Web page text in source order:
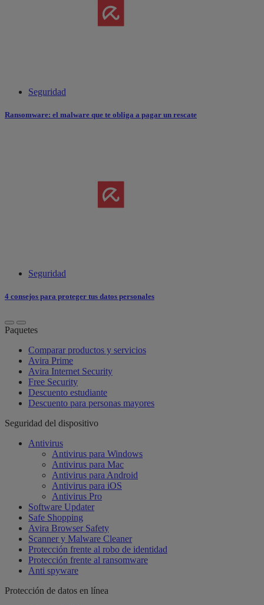
Seguridad
Ransomware: el malware que te obliga a pagar un rescate
Seguridad
4 consejos para proteger tus datos personales
Paquetes
Comparar productos y servicios
Avira Prime
Avira Internet Security
Free Security
Descuento estudiante
Descuento para personas mayores
Seguridad del dispositivo
Antivirus
Antivirus para Windows
Antivirus para Mac
Antivirus para Android
Antivirus para iOS
Antivirus Pro
Software Updater
Safe Shopping
Avira Browser Safety
Scanner y Malware Cleaner
Protección frente al robo de identidad
Protección frente al ransomware
Anti spyware
Protección de datos en línea